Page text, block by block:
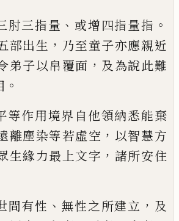
肘三指量 、 或增四指量指 。
部出生 ， 乃至童子亦應親近
弟子以帛覆面 ， 及為說此難
。
等作用境界自他領納悉能棄
離塵染等若虛空 ， 以智慧方
生緣力最上文字 ， 諸所安住
間有性 、 無性之所建立 ， 及